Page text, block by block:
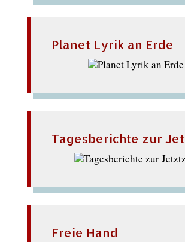
Planet Lyrik an Erde
Tagesberichte zur
Freie Hand